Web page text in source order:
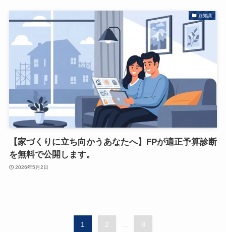
豆知識
【家づくりに立ち向かうあなたへ】FPが適正予算診断
を無料で公開します。
2026年5月2日
1 2 ... 8